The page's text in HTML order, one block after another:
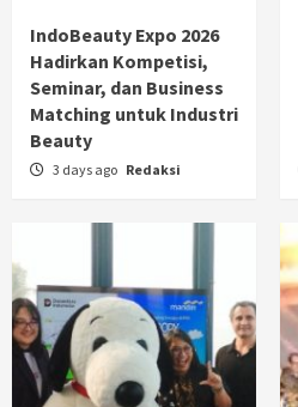
IndoBeauty Expo 2026
Hadirkan Kompetisi,
Seminar, dan Business
Matching untuk Industri
Beauty
3 days ago Redaksi